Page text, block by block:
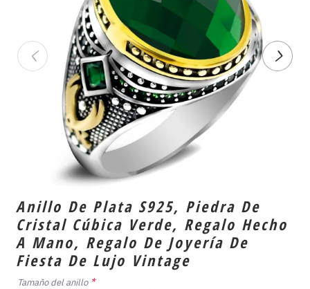
Anillo De Plata S925, Piedra De
Cristal Cúbica Verde, Regalo Hecho
A Mano, Regalo De Joyería De
Fiesta De Lujo Vintage
Tamaño del anillo